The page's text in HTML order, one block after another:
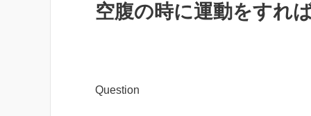
空腹の時に運動をすれ
Question